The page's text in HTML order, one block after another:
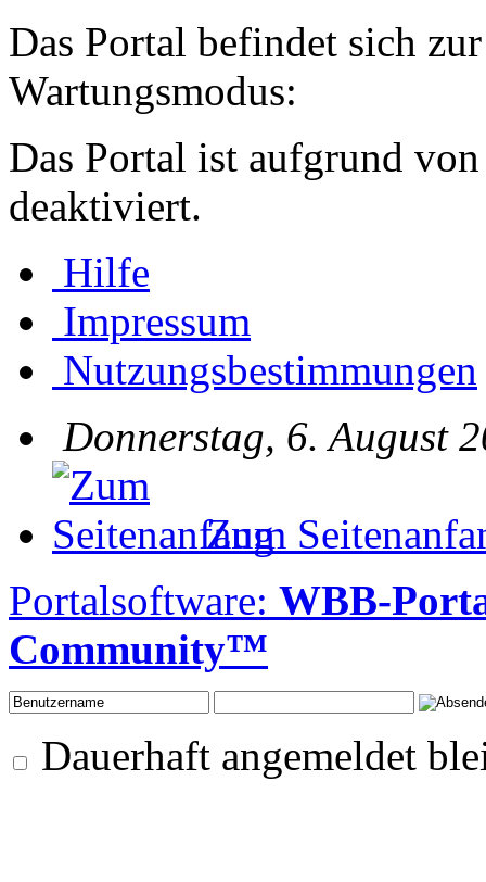
Das Portal befindet sich
Wartungsmodus:
Das Portal ist aufgrund
deaktiviert.
Hilfe
Impressum
Nutzungsbestimmungen
Donnerstag, 6. August
Zum
Portalsoftware: WBB-
Community™
Dauerhaft angemeldet